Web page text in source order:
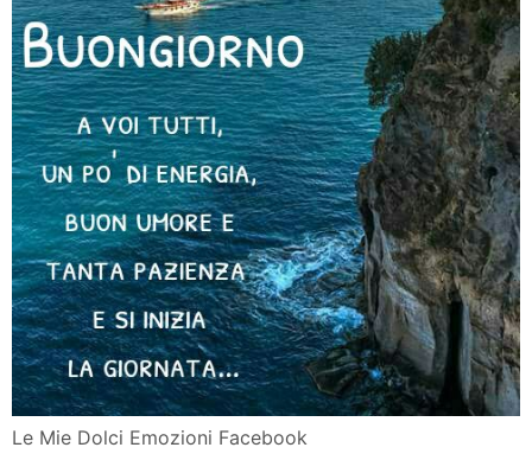
Le Mie Dolci Emozioni Facebook